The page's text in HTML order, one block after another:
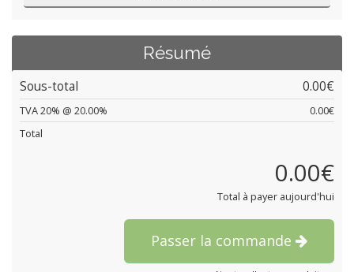
Résumé
Sous-total 0.00€
TVA 20% @ 20.00%
0.00€
Total
0.00€
Total à payer aujourd'hui
Passer la commande